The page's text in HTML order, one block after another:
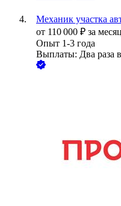
Механик участка
от 110 000 ₽ за
Опыт 1-3 года
Выплаты: Два раза